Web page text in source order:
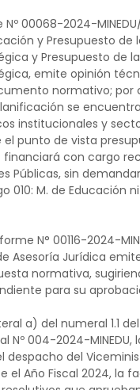
00068-2024-MINEDU/
y Presupuesto de
y Presupuesto de
emite opinión
normativo; por
se
institucionales y
el punto de vista
con cargo
Públicas, sin
010: M. de Educación
N° 00116-2024-
Asesoría Jurídica
normativa,
para su
a) del numeral 1.1
Nº 004-2024-MINEDU,
despacho del
el Año Fiscal 2024, la